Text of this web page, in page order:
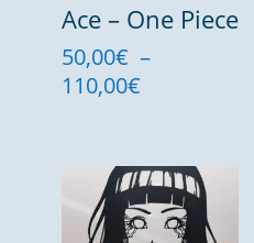
Ace – One Piece
50,00€ –
110,00€Plage
50,00€
à
110,00€